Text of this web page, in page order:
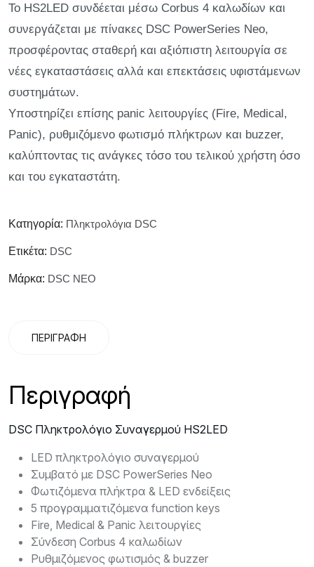
Το HS2LED συνδέεται μέσω Corbus 4 καλωδίων και
συνεργάζεται με πίνακες DSC PowerSeries Neo,
προσφέροντας σταθερή και αξιόπιστη λειτουργία σε
νέες εγκαταστάσεις αλλά και επεκτάσεις υφιστάμενων
συστημάτων.
Υποστηρίζει επίσης panic λειτουργίες (Fire, Medical,
Panic), ρυθμιζόμενο φωτισμό πλήκτρων και buzzer,
καλύπτοντας τις ανάγκες τόσο του τελικού χρήστη όσο
και του εγκαταστάτη.
Κατηγορία: Πληκτρολόγια DSC
Ετικέτα: DSC
Μάρκα: DSC NEO
ΠΕΡΙΓΡΑΦΉ
Περιγραφή
DSC Πληκτρολόγιο Συναγερμού HS2LED
LED πληκτρολόγιο συναγερμού
Συμβατό με DSC PowerSeries Neo
Φωτιζόμενα πλήκτρα & LED ενδείξεις
5 προγραμματιζόμενα function keys
Fire, Medical & Panic λειτουργίες
Σύνδεση Corbus 4 καλωδίων
Ρυθμιζόμενος φωτισμός & buzzer